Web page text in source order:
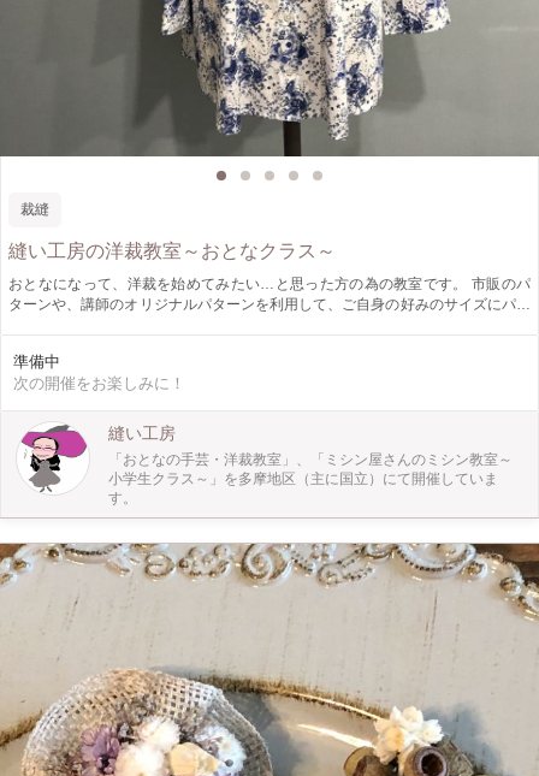
裁縫
縫い工房の洋裁教室～おとなクラス～
おとなになって、洋裁を始めてみたい…と思った方の為の教室です。 市販のパ
ターンや、講師のオリジナルパターンを利用して、ご自身の好みのサイズにパタ
作品を仕上げるうちに、技術も身に付いて行くと思います。 焦らずゆっくり取
り組みたい方のご参加をお待ちしております。
準備中
次の開催をお楽しみに！
縫い工房
「おとなの手芸・洋裁教室」、「ミシン屋さんのミシン教室～
小学生クラス～」を多摩地区（主に国立）にて開催していま
す。